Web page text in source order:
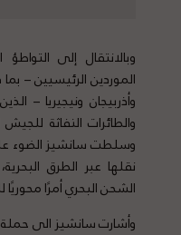
وبالانتقال إلى
الموردين الرئيسيين –
وأذربيجان ونيجيريا –
والطائرات النفاثة
وسلطت سانشيز الضوء
نقلها عبر الطرق
الشحن البحري أمرًا محوريًا
وأشارت سانشيز الى حملة